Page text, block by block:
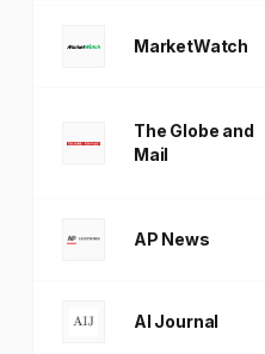
MarketWatch
The Globe and
Mail
AP News
AI Journal